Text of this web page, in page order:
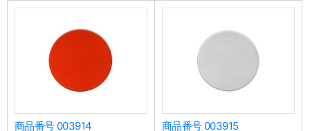
商品番号 003914 商品番号 003915